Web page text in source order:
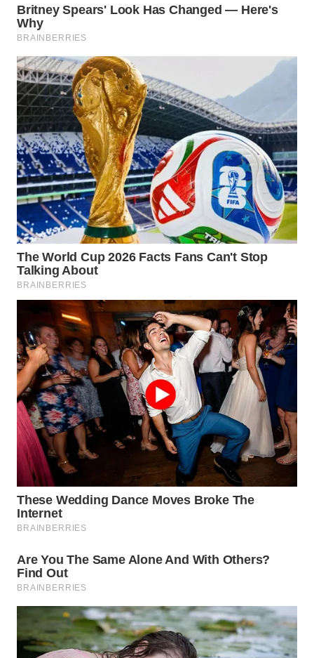
WN
WN
DANAU
TOBA
WN
NIAS
WN
LANGKAT
WN
TAPANULI
SELATAN
WN
TANJUNG
LESUNG
WN
KARO
WN
SIMALUNGUN
WN
LABUHANBATU
TAPANULI
TENGAH
WN DELI
SERDANG